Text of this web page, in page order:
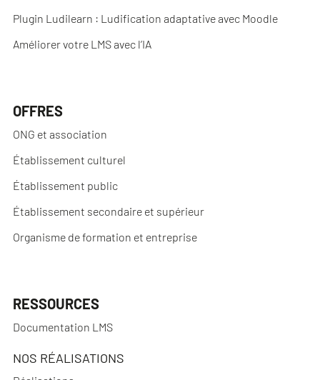
Plugin Ludilearn : Ludification adaptative avec Moodle
Améliorer votre LMS avec l’IA
OFFRES
ONG et association
Établissement culturel
Établissement public
Établissement secondaire et supérieur
Organisme de formation et entreprise
RESSOURCES
Documentation LMS
NOS RÉALISATIONS